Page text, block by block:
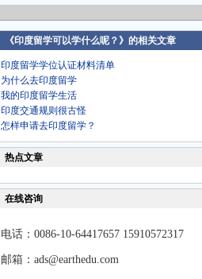
《印度留学可以学什么呢？》的相关文章
印度留学学位认证材料清单
为什么去印度留学
我的印度留学生活
印度交通规则很古怪
怎样申请去印度留学？
热点文章
在线咨询